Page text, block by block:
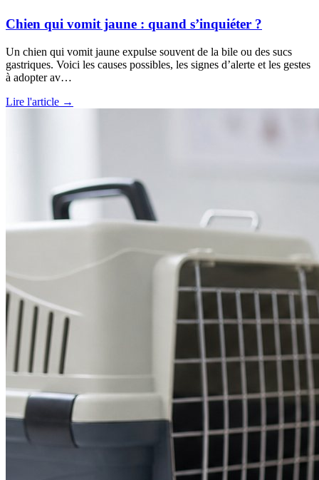
Chien qui vomit jaune : quand s’inquiéter ?
Un chien qui vomit jaune expulse souvent de la bile ou des sucs
gastriques. Voici les causes possibles, les signes d’alerte et les gestes
à adopter av…
Lire l'article →